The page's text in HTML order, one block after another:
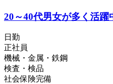
20～40代男女が多く活
日勤
正社員
機械・金属・鉄鋼
検査・検品
社会保険完備